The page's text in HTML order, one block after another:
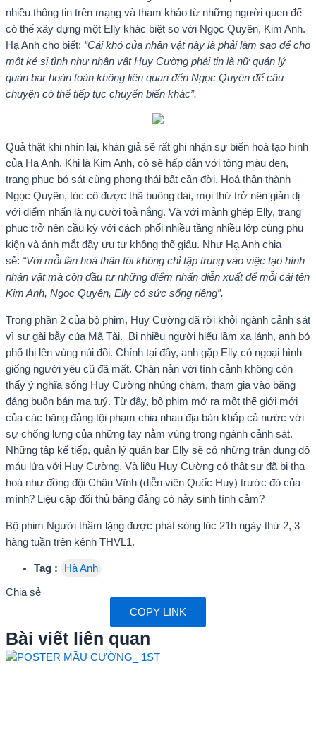
nhiều thông tin trên mạng và tham khảo từ những người quen để
có thể xây dựng một Elly khác biệt so với Ngọc Quyên, Kim Anh.
Hạ Anh cho biết: “Cái khó của nhân vật này là phải làm sao để cho
một kẻ si tình như nhân vật Huy Cường phải tin là nữ quản lý
quán bar hoàn toàn không liên quan đến Ngọc Quyên để câu
chuyện có thể tiếp tục chuyển biến khác”.
Quả thật khi nhìn lại, khán giả sẽ rất ghi nhận sự biến hoá tạo hình
của Hạ Anh. Khi là Kim Anh, cô sẽ hấp dẫn với tông màu đen,
trang phục bó sát cùng phong thái bất cần đời. Hoá thân thành
Ngọc Quyên, tóc cô được thã buông dài, mọi thứ trở nên giản dị
với điểm nhấn là nụ cười toả nắng. Và với mảnh ghép Elly, trang
phục trở nên cầu kỳ với cách phối nhiều tầng nhiều lớp cùng phụ
kiện và ánh mắt đầy ưu tư không thể giấu. Như Hạ Anh chia
sẻ: “Với mỗi lần hoá thân tôi không chỉ tập trung vào việc tạo hình
nhân vật mà còn đầu tư những điểm nhấn diễn xuất để mỗi cái tên
Kim Anh, Ngọc Quyên, Elly có sức sống riêng”.
Trong phần 2 của bộ phim, Huy Cường đã rời khỏi ngành cảnh sát
vì sự gài bẫy của Mã Tài. Bị nhiều người hiểu lầm xa lánh, anh bỏ
phố thị lên vùng núi đồi. Chính tại đây, anh gặp Elly có ngoại hình
giống người yêu cũ đã mất. Chán nản với tình cảnh không còn
thấy ý nghĩa sống Huy Cường nhúng chàm, tham gia vào băng
đảng buôn bán ma tuý. Từ đây, bộ phim mở ra một thế giới mới
của các băng đảng tội phạm chia nhau địa bàn khắp cả nước với
sự chống lưng của những tay nằm vùng trong ngành cảnh sát.
Những tập kế tiếp, quản lý quán bar Elly sẽ có những trận đụng độ
máu lửa với Huy Cường. Và liệu Huy Cường có thật sự đã bị tha
hoá như đồng đội Châu Vĩnh (diễn viên Quốc Huy) trước đó của
mình? Liệu cặp đối thủ băng đảng có nảy sinh tình cảm?
Bộ phim Người thầm lặng được phát sóng lúc 21h ngày thứ 2, 3
hàng tuần trên kênh THVL1.
Tag : Hà Anh
Chia sẻ
COPY LINK
Bài viết liên quan